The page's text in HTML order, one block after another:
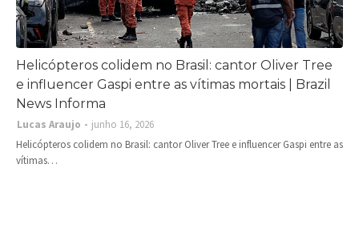
Helicópteros colidem no Brasil: cantor Oliver Tree
e influencer Gaspi entre as vítimas mortais | Brazil
News Informa
Lucas Araujo
junho 16, 2026
Helicópteros colidem no Brasil: cantor Oliver Tree e influencer Gaspi entre as
vítimas…